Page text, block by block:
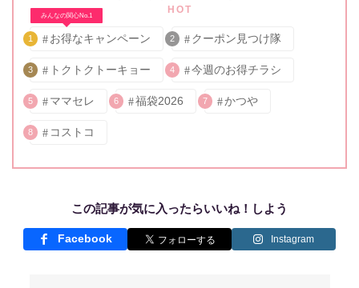
HOT
みんなの関心No.1
1 お得なキャンペーン 2 クーポン見つけ隊
3 トクトクトーキョー 4 今週のお得チラシ
5 ママセレ 6 福袋2026 7 かつや
8 コストコ
この記事が気に入ったらいいね！しよう
Facebook Instagram